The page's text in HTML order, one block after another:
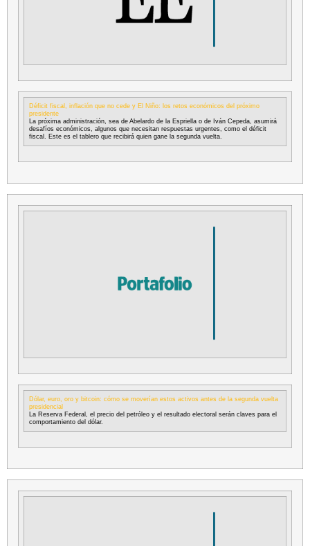
Déficit fiscal, inflación que no cede y El Niño: los retos económicos del próximo
presidente
La próxima administración, sea de Abelardo de la Espriella o de Iván Cepeda, asumirá
desafíos económicos, algunos que necesitan respuestas urgentes, como el déficit
fiscal. Este es el tablero que recibirá quien gane la segunda vuelta.
Dólar, euro, oro y bitcoin: cómo se moverían estos activos antes de la segunda vuelta
presidencial
La Reserva Federal, el precio del petróleo y el resultado electoral serán claves para el
comportamiento del dólar.